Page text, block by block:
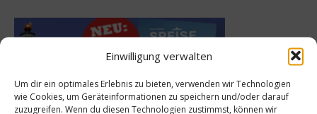
Einwilligung verwalten
Um dir ein optimales Erlebnis zu bieten, verwenden wir Technologien
wie Cookies, um Geräteinformationen zu speichern und/oder darauf
zuzugreifen. Wenn du diesen Technologien zustimmst, können wir